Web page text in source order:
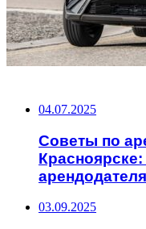
04.07.2025
Советы по
арендодателя
03.09.2025